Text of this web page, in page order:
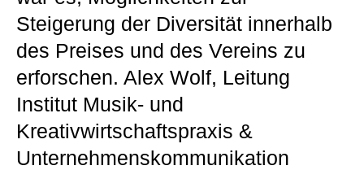
Steigerung der Diversität innerhalb
des Preises und des Vereins zu
erforschen. Alex Wolf, Leitung
Institut Musik- und
Kreativwirtschaftspraxis &
Unternehmenskommunikation